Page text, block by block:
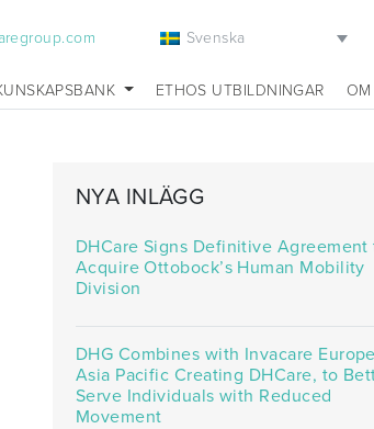
Svenska
ETHOS UTBILDNINGAR
NYA INLÄGG
DHCare Signs Definitive Agreement
Acquire Ottobock’s Human Mobility
Division
DHG Combines with Invacare
Asia Pacific Creating DHCare, to
Serve Individuals with Reduced
Movement